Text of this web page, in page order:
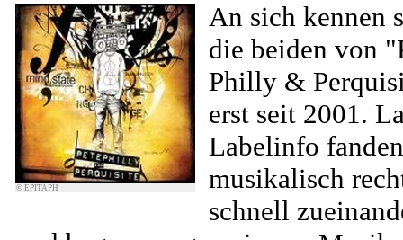
© EPITAPH
An sich kennen
die beiden von
Philly &
erst seit 2001.
Labelinfo
musikalisch
schnell